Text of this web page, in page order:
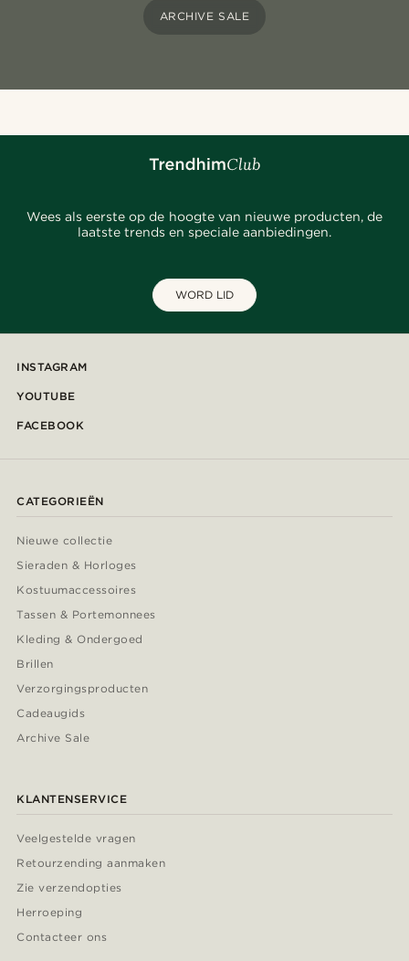
ARCHIVE SALE
Wees als eerste op de hoogte van nieuwe producten, de
laatste trends en speciale aanbiedingen.
WORD LID
INSTAGRAM
YOUTUBE
FACEBOOK
CATEGORIEËN
Nieuwe collectie
Sieraden & Horloges
Kostuumaccessoires
Tassen & Portemonnees
Kleding & Ondergoed
Brillen
Verzorgingsproducten
Cadeaugids
Archive Sale
KLANTENSERVICE
Veelgestelde vragen
Retourzending aanmaken
Zie verzendopties
Herroeping
Contacteer ons